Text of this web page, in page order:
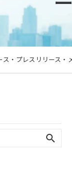
ス・プレスリリース・
search